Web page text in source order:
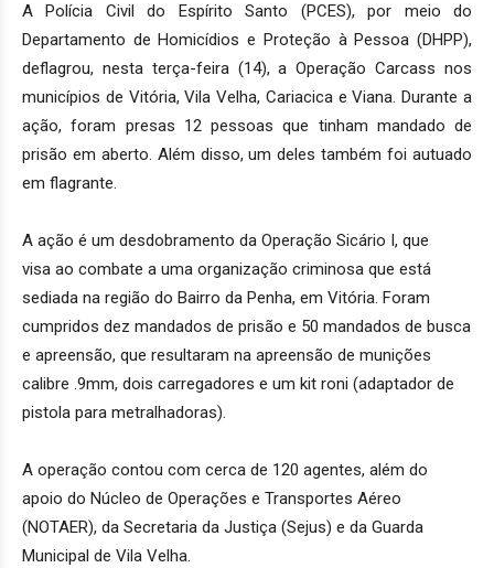
A Polícia Civil do Espírito Santo (PCES), por meio do
Departamento de Homicídios e Proteção à Pessoa (DHPP),
deflagrou, nesta terça-feira (14), a Operação Carcass nos
municípios de Vitória, Vila Velha, Cariacica e Viana. Durante a
ação, foram presas 12 pessoas que tinham mandado de
prisão em aberto. Além disso, um deles também foi autuado
em flagrante.
A ação é um desdobramento da Operação Sicário I, que
visa ao combate a uma organização criminosa que está
sediada na região do Bairro da Penha, em Vitória. Foram
cumpridos dez mandados de prisão e 50 mandados de busca
e apreensão, que resultaram na apreensão de munições
calibre .9mm, dois carregadores e um kit roni (adaptador de
pistola para metralhadoras).
A operação contou com cerca de 120 agentes, além do
apoio do Núcleo de Operações e Transportes Aéreo
(NOTAER), da Secretaria da Justiça (Sejus) e da Guarda
Municipal de Vila Velha.